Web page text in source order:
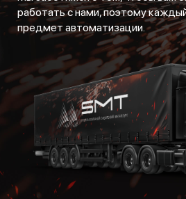
работать с нами, поэтому
предмет автоматизации.